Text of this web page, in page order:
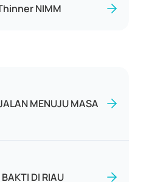
NIMM
MENUJU MASA
DI RIAU